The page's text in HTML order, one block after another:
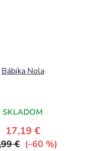
Bábika Nola
SKLADOM
17,19 €
€ (–60 %)